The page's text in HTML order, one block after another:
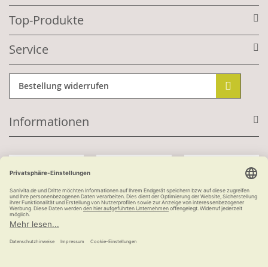
Top-Produkte
Service
Bestellung widerrufen
Informationen
Kauf auf Rechnung